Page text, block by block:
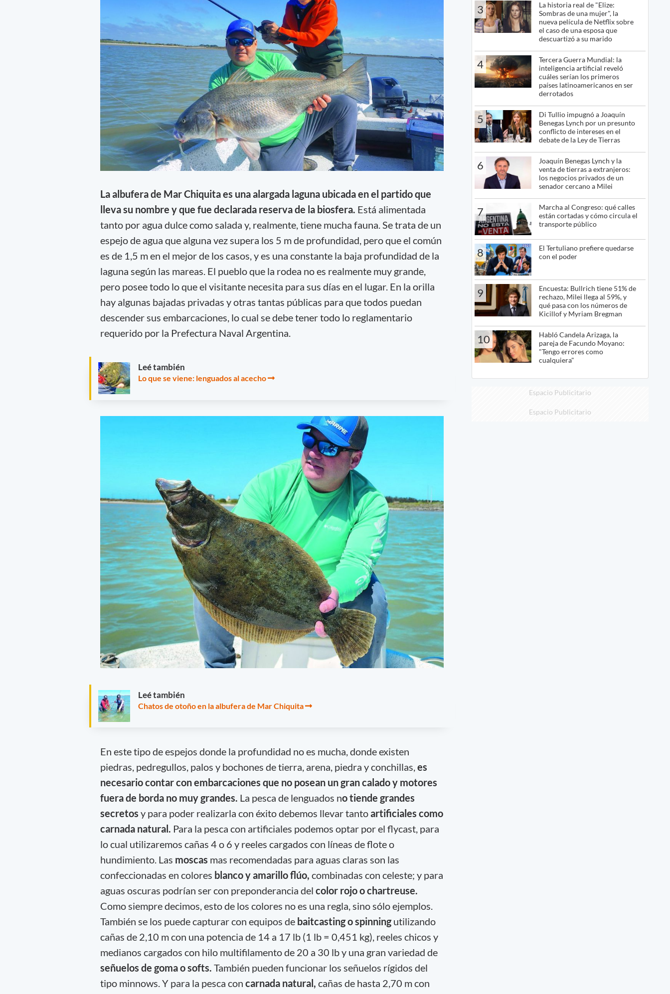
La albufera de Mar Chiquita es una alargada laguna ubicada en el partido que
lleva su nombre y que fue declarada reserva de la biosfera. Está alimentada
tanto por agua dulce como salada y, realmente, tiene mucha fauna. Se trata de un
espejo de agua que alguna vez supera los 5 m de profundidad, pero que el común
es de 1,5 m en el mejor de los casos, y es una constante la baja profundidad de la
laguna según las mareas. El pueblo que la rodea no es realmente muy grande,
pero posee todo lo que el visitante necesita para sus días en el lugar. En la orilla
hay algunas bajadas privadas y otras tantas públicas para que todos puedan
descender sus embarcaciones, lo cual se debe tener todo lo reglamentario
requerido por la Prefectura Naval Argentina.
Leé también
Lo que se viene: lenguados al acecho
Leé también
Chatos de otoño en la albufera de Mar Chiquita
En este tipo de espejos donde la profundidad no es mucha, donde existen
piedras, pedregullos, palos y bochones de tierra, arena, piedra y conchillas, es
necesario contar con embarcaciones que no posean un gran calado y motores
fuera de borda no muy grandes. La pesca de lenguados no tiende grandes
secretos y para poder realizarla con éxito debemos llevar tantoartificiales como
carnada natural. Para la pesca con artificiales podemos optar por el flycast, para
lo cual utilizaremos cañas 4 o 6 y reeles cargados con líneas de flote o
hundimiento. Las moscas mas recomendadas para aguas claras son las
confeccionadas en colores blanco y amarillo flúo, combinadas con celeste; y para
aguas oscuras podrían ser con preponderancia del color rojo o chartreuse.
Como siempre decimos, esto de los colores no es una regla, sino sólo ejemplos.
También se los puede capturar con equipos de baitcasting o spinningutilizando
cañas de 2,10 m con una potencia de 14 a 17 lb (1 lb = 0,451 kg), reeles chicos y
medianos cargados con hilo multifilamento de 20 a 30 lb y una gran variedad de
señuelos de goma o softs. También pueden funcionar los señuelos rígidos del
tipo minnows. Y para la pesca con carnada natural, cañas de hasta 2,70 m con
3
La historia real de "Elize:
Sombras de una mujer", la
nueva película de Netflix sobre
el caso de una esposa que
descuartizó a su marido
4
Tercera Guerra Mundial: la
inteligencia artificial reveló
cuáles serían los primeros
países latinoamericanos en ser
derrotados
5
Di Tullio impugnó a Joaquín
Benegas Lynch por un presunto
conflicto de intereses en el
debate de la Ley de Tierras
6
Joaquín Benegas Lynch y la
venta de tierras a extranjeros:
los negocios privados de un
senador cercano a Milei
7
Marcha al Congreso: qué calles
están cortadas y cómo circula el
transporte público
8
El Tertuliano prefiere quedarse
con el poder
9
Encuesta: Bullrich tiene 51% de
rechazo, Milei llega al 59%, y
qué pasa con los números de
Kicillof y Myriam Bregman
10
Habló Candela Arizaga, la
pareja de Facundo Moyano:
"Tengo errores como
cualquiera"
Espacio Publicitario
Espacio Publicitario